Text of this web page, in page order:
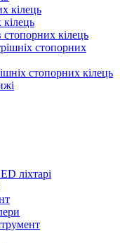
кілець
стопорних кілець
стопорних
стопорних кілець
ліхтарі